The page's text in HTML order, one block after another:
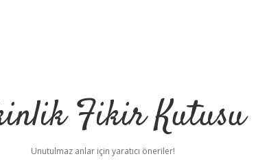
Fikir Kutusu
Unutulmaz anlar için yaratıcı öneriler!